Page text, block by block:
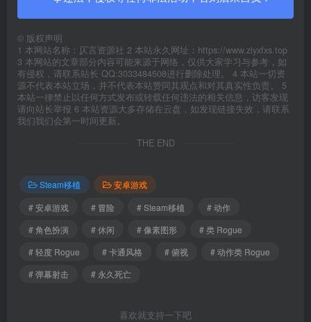
© 版权声明
1 本网站名称：仄言资源社 2 本站永久网址：https://www.ziyxfxs.top
3 本网站的文章部分内容可能来源于网络，仅供大家学习与参考，如
有侵权，请联系站长 QQ:3033484508进行删除处理。 4 本站一切资
源不代表本站立场，并不代表本站赞同其观点和对其真实性负责。 5
本站一律禁止以任何方式发布或转载任何违法的相关信息，访客发现
请向站长举报 6 本站资源大多存储在云盘，如发现链接失效，请联系
我们我们会第一时间更新。
THE END
Steam移植
安卓游戏
# 安卓游戏
# 冒险 # Steam移植
# 动作
# 角色扮演
# 休闲 # 像素图形
# 类 Rogue
# 轻度 Rogue
# 卡通风格 # 俯视
# 动作类 Rogue
# 弹幕射击
# 永久死亡
喜欢就支持一下吧